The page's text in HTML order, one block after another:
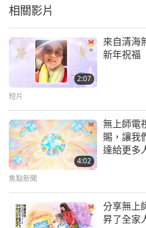
能知道的最偉大的奇蹟。願
賜禮，重新與神性連結，並
同胞眾生們。我們祝您聖誕
一的溫暖、舒適和極樂幸福
您。來自美國的弟子
勤懇認真的上帝門徒，感謝
師父有親切的回函給您：「
的親切話語及衷心的祝福。
水果和自焙糕餅，在聖誕節
其豐盛。我很少吃含糖甜點
如果我有做些甜點，通常會
相關影片
2:07
來自清海
新年祝福
短片
4:02
無上師電
賜，讓我
達給更多
焦點新聞
分享無上
昇了全家